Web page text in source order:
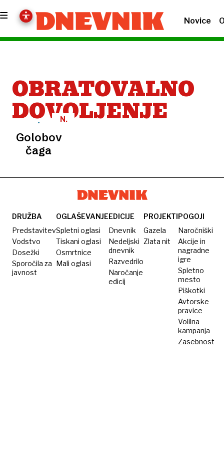
Novice
OBRATOVALNO
DOVOLJENJE
N.
Golobova
čaga
DRUŽBA
Predstavitev
Vodstvo
Dosežki
Sporočila za
javnost
OGLAŠEVANJE
Spletni oglasi
Tiskani oglasi
Osmrtnice
Mali oglasi
EDICIJE
Dnevnik
Nedeljski
dnevnik
Razvedrilo
Naročanje
edicij
PROJEKTI
Gazela
Zlata nit
POGOJI
Naročniški
Akcije in
nagradne
igre
Spletno
mesto
Piškotki
Avtorske
pravice
Volilna
kampanja
Zasebnost